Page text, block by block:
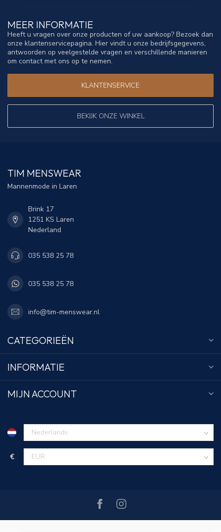
MEER INFORMATIE
Heeft u vragen over onze producten of uw aankoop? Bezoek dan
onze klantenservicepagina. Hier vindt u onze bedrijfsgegevens,
antwoorden op veelgestelde vragen en verschillende manieren
om contact met ons op te nemen.
KLANTENSERVICE
BEKIJK ONZE WINKEL
TIM MENSWEAR
Mannenmode in Laren
Brink 17
1251 KS Laren
Nederland
035 538 25 78
035 538 25 78
info@tim-menswear.nl
CATEGORIEËN
INFORMATIE
MIJN ACCOUNT
€